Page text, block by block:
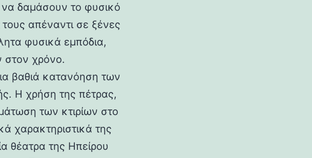
να δαμάσουν το φυσικό
απέναντι σε ξένες
φυσικά εμπόδια,
στον χρόνο.
βαθιά κατανόηση των
Η χρήση της πέτρας,
των κτιρίων στο
χαρακτηριστικά της
θέατρα της Ηπείρου